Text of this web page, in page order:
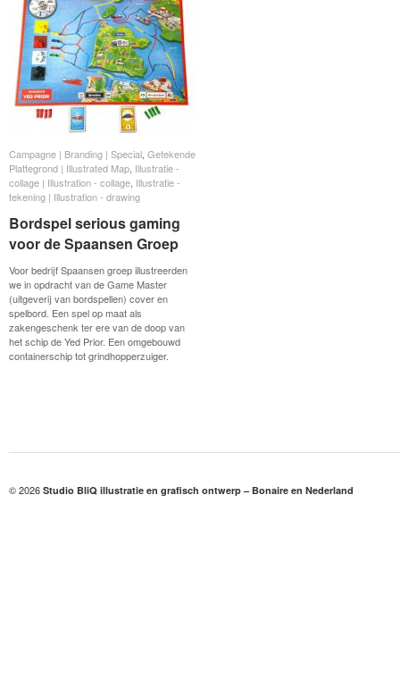
Campagne | Branding | Special Getekende
Plattegrond | Illustrated Map Illustratie -
collage | Illustration - collage Illustratie -
tekening | Illustration - drawing
Bordspel serious gaming
voor de Spaansen Groep
Voor bedrijf Spaansen groep illustreerden
we in opdracht van de Game Master
(uitgeverij van bordspellen) cover en
spelbord. Een spel op maat als
zakengeschenk ter ere van de doop van
het schip de Yed Prior. Een omgebouwd
containerschip tot grindhopperzuiger.
Campagne | Branding | Special Getekende
Plattegrond | Illustrated Map Illustratie -
collage | Illustration - collage Illustratie -
tekening | Illustration - drawing
Bordspel serious gaming
voor de Spaansen Groep
© 2026 Studio BliQ illustratie en grafisch ontwerp – Bonaire en Nederland